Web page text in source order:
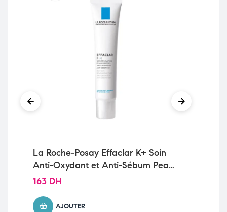
La Roche-Posay Effaclar K+ Soin
Anti-Oxydant et Anti-Sébum Peau
Grasse | 40ml
163 DH
AJOUTER